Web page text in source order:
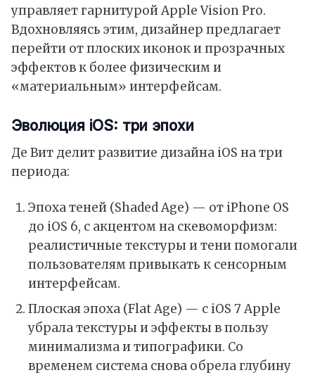
управляет гарнитурой AppleVision Pro.
Вдохновляясь этим, дизайнер предлагает
перейти от плоских иконок и прозрачных
эффектов к более физическим и
«материальным» интерфейсам.
Эволюция iOS: три эпохи
Де Вит делит развитие дизайна iOS на три
периода:
Эпоха теней (Shaded Age) — от iPhone OS
до iOS 6, с акцентом на скевоморфизм:
реалистичные текстуры и тени помогали
пользователям привыкать к сенсорным
интерфейсам.
Плоская эпоха (Flat Age) — с iOS 7 Apple
убрала текстуры и эффекты в пользу
минимализма и типографики. Со
временем система снова обрела глубину